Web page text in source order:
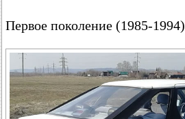
Первое поколение (1985-1994)